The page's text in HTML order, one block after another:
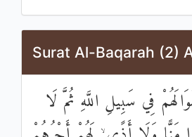
Surat Al-Baqarah (2)
فِي سَبِيلِ اللَّهِ ثُمَّ لَا